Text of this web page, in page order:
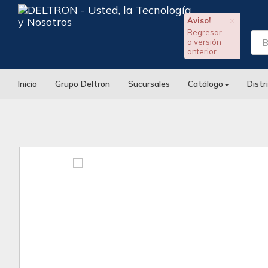
×
Aviso!
Regresar
a versión
anterior.
Inicio Grupo Deltron Sucursales Catálogo